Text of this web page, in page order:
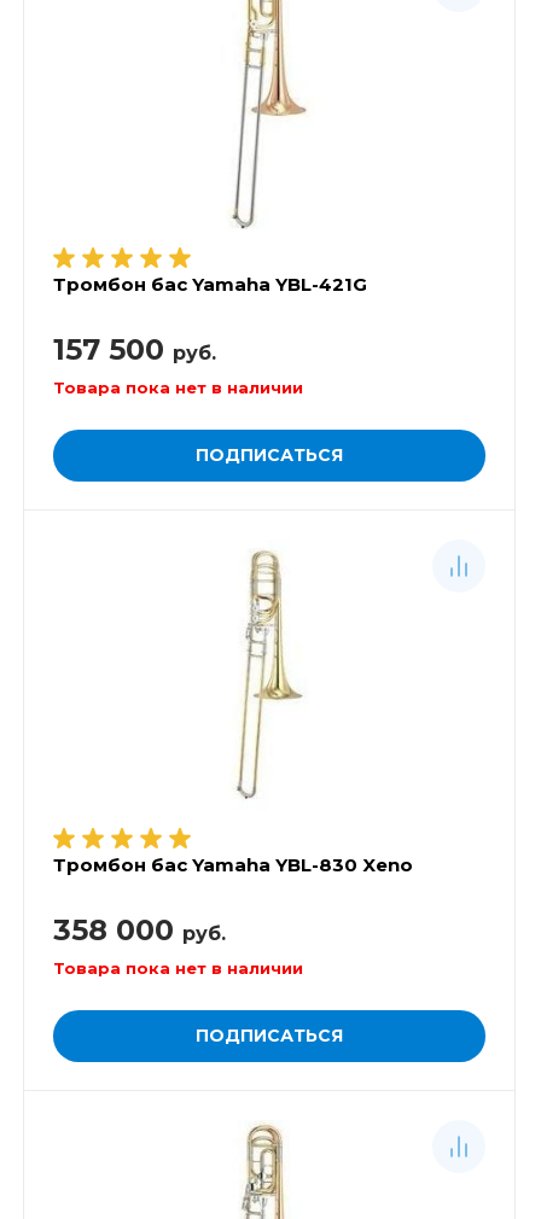
Тромбон бас Yamaha YBL-421G
157 500 руб.
Товара пока нет в наличии
ПОДПИСАТЬСЯ
Тромбон бас Yamaha YBL-830 Xeno
358 000 руб.
Товара пока нет в наличии
ПОДПИСАТЬСЯ